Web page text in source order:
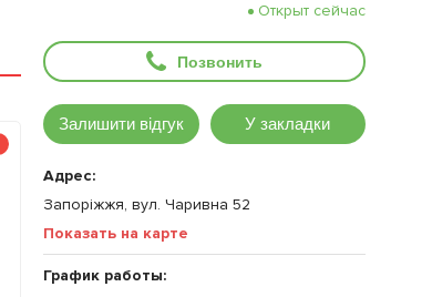
Открыт сейчас
Позвонить
Залишити відгук У закладки
Адрес:
Запоріжжя, вул. Чаривна 52
Показать на карте
График работы: